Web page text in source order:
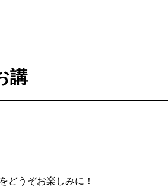
講
どうぞお楽しみに！